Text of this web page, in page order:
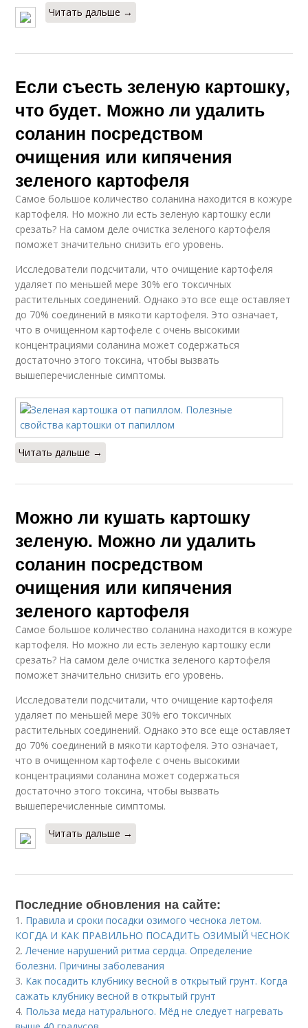
Читать дальше →
Если съесть зеленую картошку,
что будет. Можно ли удалить
соланин посредством
очищения или кипячения
зеленого картофеля
Самое большое количество соланина находится в кожуре
картофеля. Но можно ли есть зеленую картошку если
срезать? На самом деле очистка зеленого картофеля
поможет значительно снизить его уровень.
Исследователи подсчитали, что очищение картофеля
удаляет по меньшей мере 30% его токсичных
растительных соединений. Однако это все еще оставляет
до 70% соединений в мякоти картофеля. Это означает,
что в очищенном картофеле с очень высокими
концентрациями соланина может содержаться
достаточно этого токсина, чтобы вызвать
вышеперечисленные симптомы.
Читать дальше →
Можно ли кушать картошку
зеленую. Можно ли удалить
соланин посредством
очищения или кипячения
зеленого картофеля
Самое большое количество соланина находится в кожуре
картофеля. Но можно ли есть зеленую картошку если
срезать? На самом деле очистка зеленого картофеля
поможет значительно снизить его уровень.
Исследователи подсчитали, что очищение картофеля
удаляет по меньшей мере 30% его токсичных
растительных соединений. Однако это все еще оставляет
до 70% соединений в мякоти картофеля. Это означает,
что в очищенном картофеле с очень высокими
концентрациями соланина может содержаться
достаточно этого токсина, чтобы вызвать
вышеперечисленные симптомы.
Читать дальше →
Последние обновления на сайте:
1. Правила и сроки посадки озимого чеснока летом.
КОГДА И КАК ПРАВИЛЬНО ПОСАДИТЬ ОЗИМЫЙ ЧЕСНОК
2.Лечение нарушений ритма сердца. Определение
болезни. Причины заболевания
3. Как посадить клубнику весной в открытый грунт. Когда
сажать клубнику весной в открытый грунт
4. Польза меда натурального. Мёд не следует нагревать